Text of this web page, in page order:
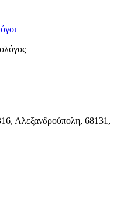
Αλεξανδρούπολη, 68131,